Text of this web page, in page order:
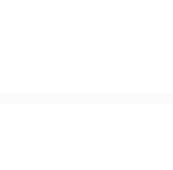
ンテリアとフレグ